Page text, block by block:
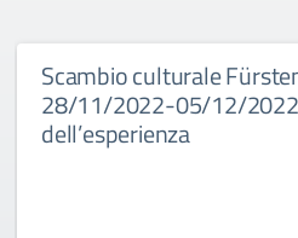
Scambio culturale
28/11/2022-05/12/
dell’esperienza